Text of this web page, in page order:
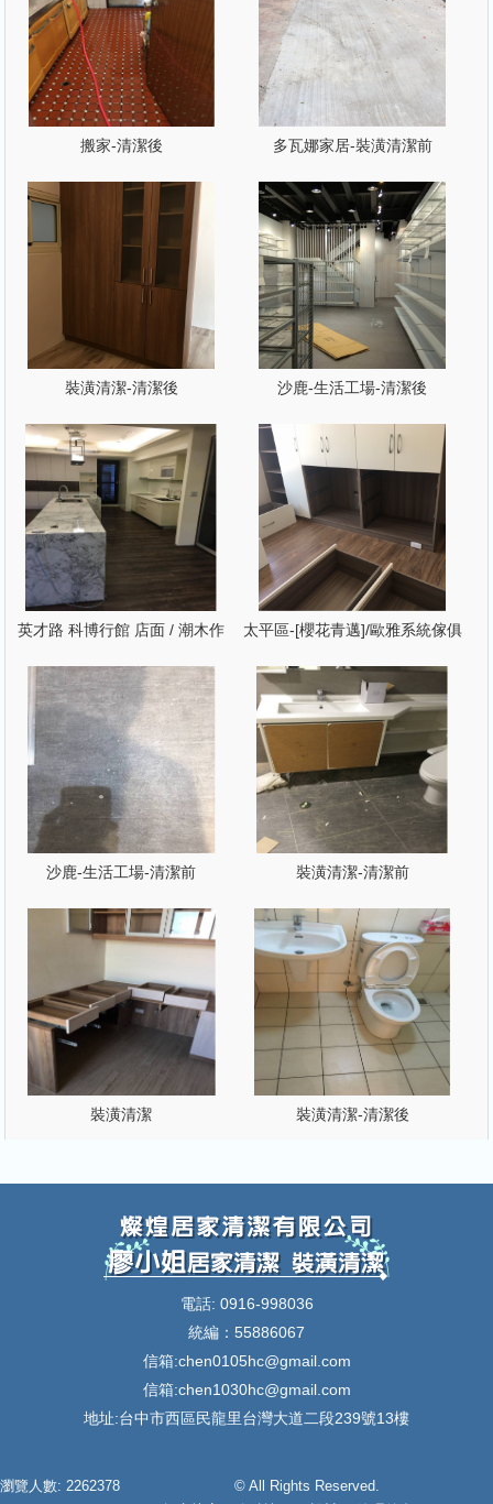
搬家-清潔後 多瓦娜家居-裝潢清潔前
裝潢清潔-清潔後 沙鹿-生活工場-清潔後
英才路 科博行館 店面 / 潮木作 太平區-[櫻花青邁]/歐雅系統傢俱
沙鹿-生活工場-清潔前 裝潢清潔-清潔前
裝潢清潔 裝潢清潔-清潔後
電話: 0916-998036
統編：55886067
信箱:chen0105hc@gmail.com
信箱:chen1030hc@gmail.com
地址:台中市西區民龍里台灣大道二段239號13樓
瀏覽人數: 2262378
© All Rights Reserved.